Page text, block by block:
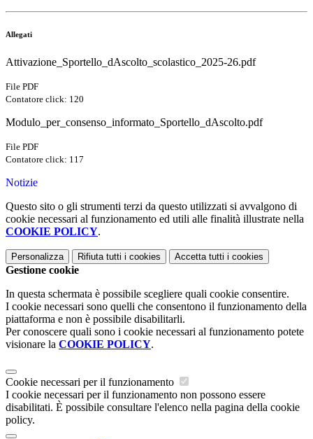
Allegati
Attivazione_Sportello_dAscolto_scolastico_2025-26.pdf
File PDF
Contatore click: 120
Modulo_per_consenso_informato_Sportello_dAscolto.pdf
File PDF
Contatore click: 117
Notizie
Questo sito o gli strumenti terzi da questo utilizzati si avvalgono di
cookie necessari al funzionamento ed utili alle finalità illustrate nella
COOKIE POLICY.
Personalizza Rifiuta tutti i cookies Accetta tutti i cookies
Gestione cookie
In questa schermata è possibile scegliere quali cookie consentire.
I cookie necessari sono quelli che consentono il funzionamento della
piattaforma e non è possibile disabilitarli.
Per conoscere quali sono i cookie necessari al funzionamento potete
visionare la COOKIE POLICY.
Cookie necessari per il funzionamento
I cookie necessari per il funzionamento non possono essere
disabilitati. È possibile consultare l'elenco nella pagina della cookie
policy.